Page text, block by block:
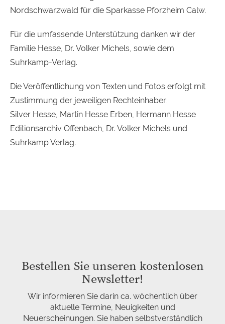
Nordschwarzwald für die Sparkasse Pforzheim Calw.
Für die umfassende Unterstützung danken wir der
Familie Hesse, Dr. Volker Michels, sowie dem
Suhrkamp-Verlag.
Die Veröffentlichung von Texten und Fotos erfolgt mit
Zustimmung der jeweiligen Rechteinhaber:
Silver Hesse, Martin Hesse Erben, Hermann Hesse
Editionsarchiv Offenbach, Dr. Volker Michels und
Suhrkamp Verlag.
Bestellen Sie unseren kostenlosen
Newsletter!
Wir informieren Sie darin ca. wöchentlich über
aktuelle Termine, Neuigkeiten und
Neuerscheinungen. Sie haben selbstverständlich